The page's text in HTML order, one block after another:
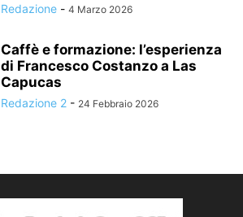
Redazione - 4 Marzo 2026
Caffè e formazione: l’esperienza
di Francesco Costanzo a Las
Capucas
Redazione 2 - 24 Febbraio 2026